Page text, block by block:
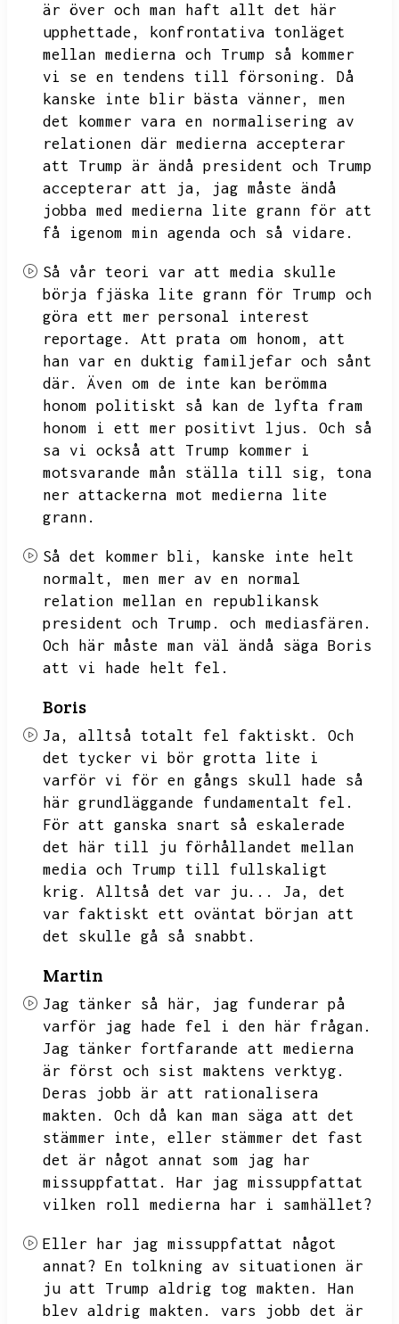
är över och man haft allt det här
upphettade,
konfrontativa tonläget
mellan medierna och Trump så kommer
vi se en tendens till försoning.
Då
kanske inte blir bästa vänner,
men
det kommer vara en normalisering av
relationen där medierna accepterar
att Trump är ändå president och Trump
accepterar att ja,
jag måste ändå
jobba med medierna lite grann för att
få igenom min agenda och så vidare.
Så vår teori var att media skulle
börja fjäska lite grann för Trump och
göra ett mer personal interest
reportage.
Att prata om honom,
att
han var en duktig familjefar och sånt
där.
Även om de inte kan berömma
honom politiskt så kan de lyfta fram
honom i ett mer positivt ljus.
Och så
sa vi också att Trump kommer i
motsvarande mån ställa till sig,
tona
ner attackerna mot medierna lite
grann.
Så det kommer bli,
kanske inte helt
normalt,
men mer av en normal
relation mellan en republikansk
president och Trump.
och mediasfären.
Och här måste man väl ändå säga Boris
att vi hade helt fel.
Boris
Ja, alltså totalt fel faktiskt.
Och
det tycker vi bör grotta lite i
varför vi för en gångs skull hade så
här grundläggande fundamentalt fel.
För att ganska snart så eskalerade
det här till ju förhållandet mellan
media och Trump till fullskaligt
krig.
Alltså det var ju... Ja,
det
var faktiskt ett oväntat början att
det skulle gå så snabbt.
Martin
Jag tänker så här,
jag funderar på
varför jag hade fel i den här frågan.
Jag tänker fortfarande att medierna
är först och sist maktens verktyg.
Deras jobb är att rationalisera
makten.
Och då kan man säga att det
stämmer inte,
eller stämmer det fast
det är något annat som jag har
missuppfattat.
Har jag missuppfattat
vilken roll medierna har i samhället?
Eller har jag missuppfattat något
annat? En tolkning av situationen är
ju att Trump aldrig tog makten.
Han
blev aldrig makten.
vars jobb det är